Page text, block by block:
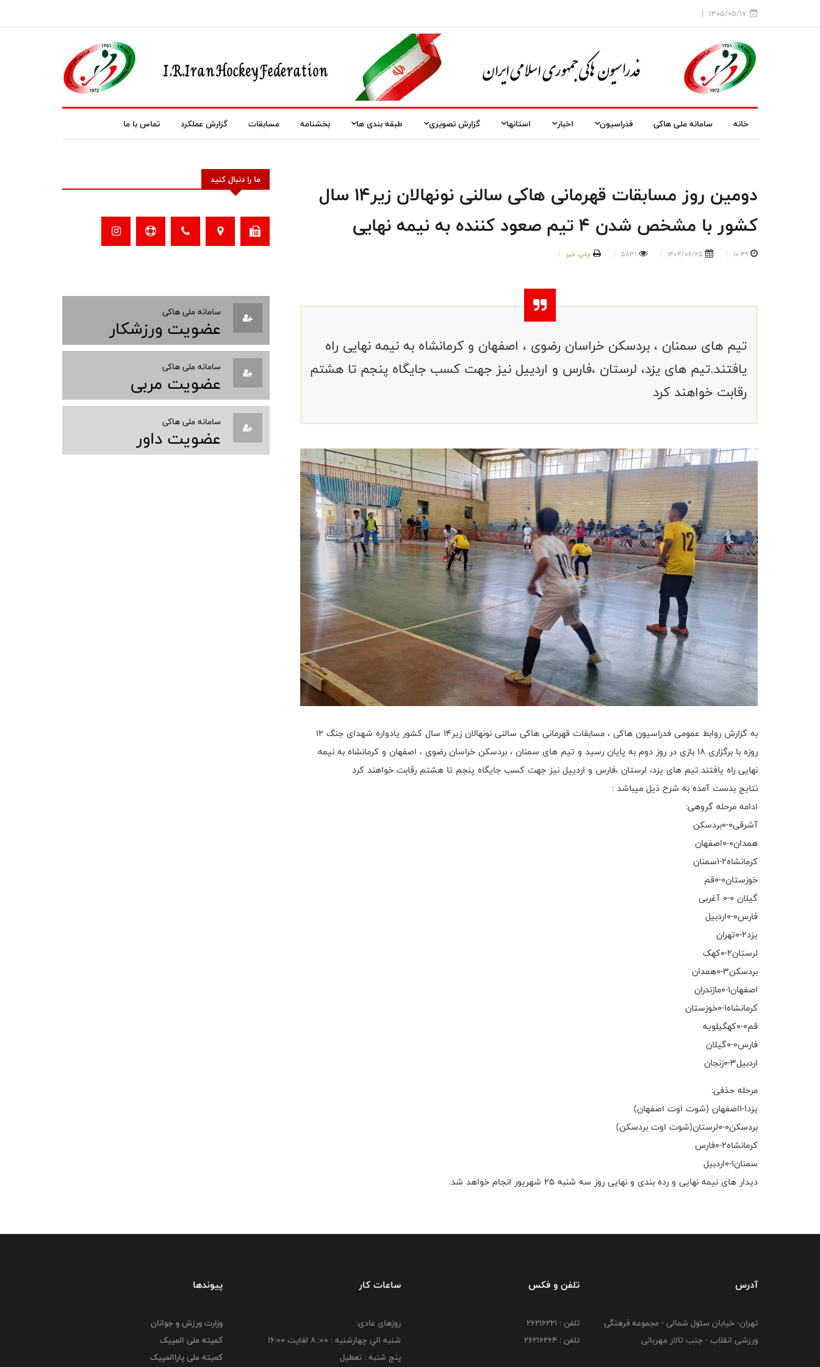
1405/05/17
خانه سامانه ملی هاکی فدراسیون اخبار استانها گزارش تصویری طبقه بندی ها بخشنامه مسابقات گزارش عملکرد تماس با ما
دومین روز مسابقات قهرمانی هاکی سالنی نونهالان زیر۱۴ سال
کشور با مشخص شدن ۴ تیم صعود کننده به نیمه نهایی
10:49
1404/06/25
5831 چاپ خبر
تیم های سمنان ، بردسکن خراسان رضوی ، اصفهان و کرمانشاه به نیمه نهایی راه
یافتند.تیم های یزد، لرستان ،فارس و اردییل نیز جهت کسب جایگاه پنجم تا هشتم
رقابت خواهند کرد
به گزارش روابط عمومی فدراسیون هاکی ، مسابقات قهرمانی هاکی سالنی نونهالان زیر۱۴ سال کشور یادواره شهدای جنگ ۱۲
روزه با برگزاری ۱۸ بازی در روز دوم به پایان رسید و تیم های سمنان ، بردسکن خراسان رضوی ، اصفهان و کرمانشاه به نیمه
نهایی راه یافتند.تیم های یزد، لرستان ،فارس و اردییل نیز جهت کسب جایگاه پنجم تا هشتم رقابت خواهند کرد
نتایج بدست آمده به شرح ذیل میباشد :
ادامه مرحله گروهی:
آشرقی۰-۰بردسکن
همدان۰-۰اصفهان
کرمانشاه۲-۱سمنان
خوزستان۰-۰قم
گیلان ۰-۰ آغربی
فارس۰-۰اردبیل
یزد۲-۰تهران
لرستان۲-۰کهک
بردسکن۳-۰همدان
اصفهان۱-۰مازندران
کرمانشاه۱-۰خوزستان
قم۰-۰کهگیلویه
فارس۰-۰گیلان
اردبیل۳-۰زنجان
مرحله حذفی:
یزد۱-۱اصفهان (شوت اوت اصفهان)
بردسکن۰-۰لرستان(شوت اوت بردسکن)
کرمانشاه۲-۰فارس
سمنان۱-۰اردبیل
دیدار های نیمه نهایی و رده بندی و نهایی روز سه شنبه ۲۵ شهریور انجام خواهد شد.
ما را دنبال کنید
سامانه ملی هاکی
عضویت ورزشکار
سامانه ملی هاکی
عضویت مربی
سامانه ملی هاکی
عضویت داور
آدرس
تهران- خیابان سئول شمالی - مجموعه فرهنگی
ورزشی انقلاب - جنب تالار مهربانی
تلفن و فکس
تلفن : 26216221
تلفن : 26216264
ساعات کار
روزهای عادی:
شنبه الي چهارشنبه : 00: 8 لغايت 16:00
پنج شنبه : تعطیل
پیوندها
وزارت ورزش و جوانان
کمیته ملی المپیک
کمیته ملی پاراالمپیک